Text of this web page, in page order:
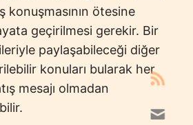
konuşmasının ötesine
geçirilmesi gerekir. Bir
paylaşabileceği diğer
konuları bularak her
mesajı olmadan